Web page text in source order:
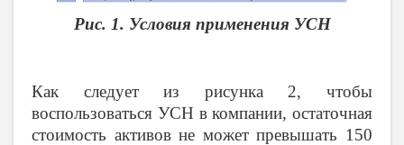
Рис. 1. Условия применения УСН
Как следует из рисунка 2, чтобы
воспользоваться УСН в компании, остаточная
стоимость активов не может превышать 150